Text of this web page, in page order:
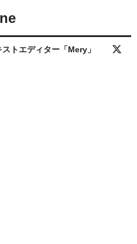
ストエディター「Mery」